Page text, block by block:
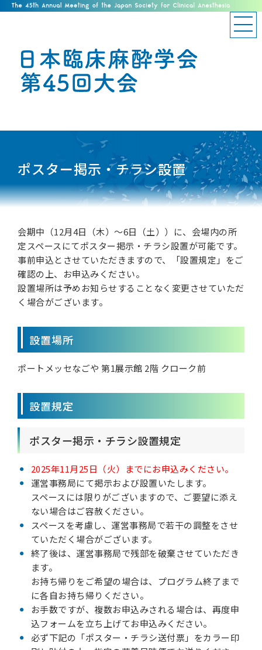
ポスター掲示・チラシ設置
会期中（12月4日（木）～6日（土））に、会場内の所
定スペースにてポスター掲示・チラシ設置が可能です。
事前申込とさせていただきますので、「設置規定」をご
確認の上、お申込みください。
設置場所は予めお知らせすることなく変更させていただ
く場合がございます。
設置場所
ポートメッセなごや 第1展示館 2階 クローク前
設置規定
ポスター掲示・チラシ設置規定
2025年11月25日（火）までにお申込みください。
運営事務局にて掲示および設置いたします。
スペースには限りがございますので、ご要望に添え
ない場合はご容赦ください。
スペースを考慮し、運営事務局で若干の調整をさせ
ていただく場合がございます。
終了後は、運営事務局で残部を破棄させていただき
ます。
お持ち帰りをご希望の場合は、プログラム終了まで
に各自お持ち帰りください。
お手数ですが、複数お申込みされる場合は、再度申
込フォームを立ち上げてお申込みください。
必ず下記の「ポスター・チラシ送付票」をカラー印